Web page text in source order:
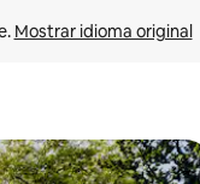
Mostrar idioma original